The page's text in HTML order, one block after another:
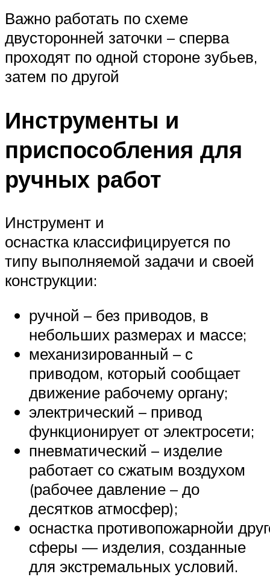
Важно работать по схеме
двусторонней заточки – сперва
проходят по одной стороне зубьев,
затем по другой
Инструменты и
приспособления для
ручных работ
Инструмент и
оснастка классифицируется по
типу выполняемой задачи и своей
конструкции:
ручной – без приводов, в
небольших размерах и массе;
механизированный – с
приводом, который сообщает
движение рабочему органу;
электрический – привод
функционирует от электросети;
пневматический – изделие
работает со сжатым воздухом
(рабочее давление – до
десятков атмосфер);
оснастка противопожарнойи
сферы — изделия, созданные
для экстремальных условий.